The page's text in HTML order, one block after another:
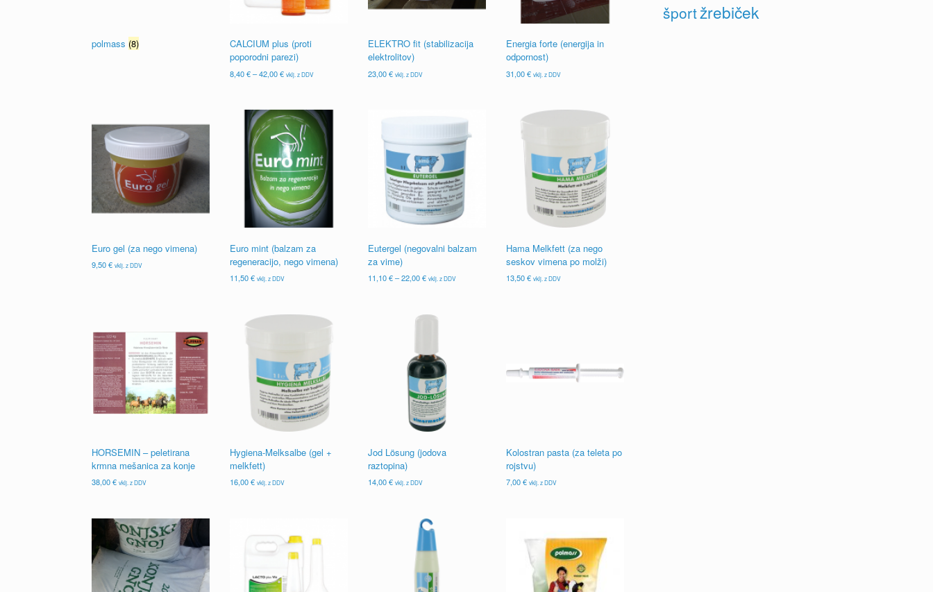
polmass (8)
CALCIUM plus (proti
poporodni parezi)
8,40€–42,00€Cenovni
do
42,00 €
vklj. z DDV
različic.
Možnosti
izberete
izdelka
ELEKTRO fit (stabilizacija
elektrolitov)
23,00€ vklj. z DDV
Energia forte (energija in
odpornost)
31,00€ vklj. z DDV
Euro gel (za nego vimena)
9,50€ vklj. z DDV
Euro mint (balzam za
regeneracijo, nego vimena)
11,50€ vklj. z DDV
Eutergel (negovalni balzam
za vime)
11,10€–22,00€Cenovni
vklj. z DDV
Hama Melkfett (za nego
seskov vimena po molži)
13,50€ vklj. z DDV
HORSEMIN – peletirana
krmna mešanica za konje
38,00€ vklj. z DDV
Hygiena-Melksalbe (gel +
melkfett)
16,00€ vklj. z DDV
Jod Lösung (jodova
raztopina)
14,00€ vklj. z DDV
Kolostran pasta (za teleta po
rojstvu)
7,00€ vklj. z DDV
športžrebiček